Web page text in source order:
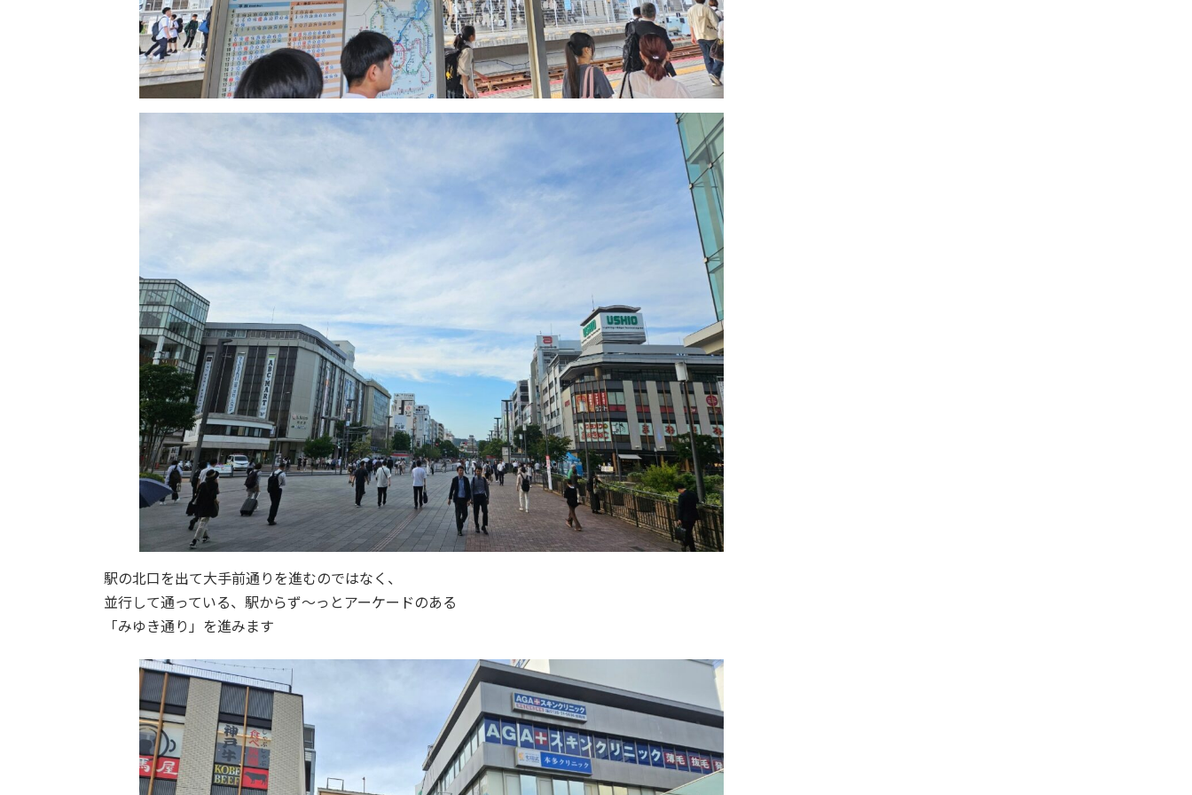
駅の北口を出て大手前通りを進むのではなく、
並行して通っている、駅からず～っとアーケードのある
「みゆき通り」を進みます